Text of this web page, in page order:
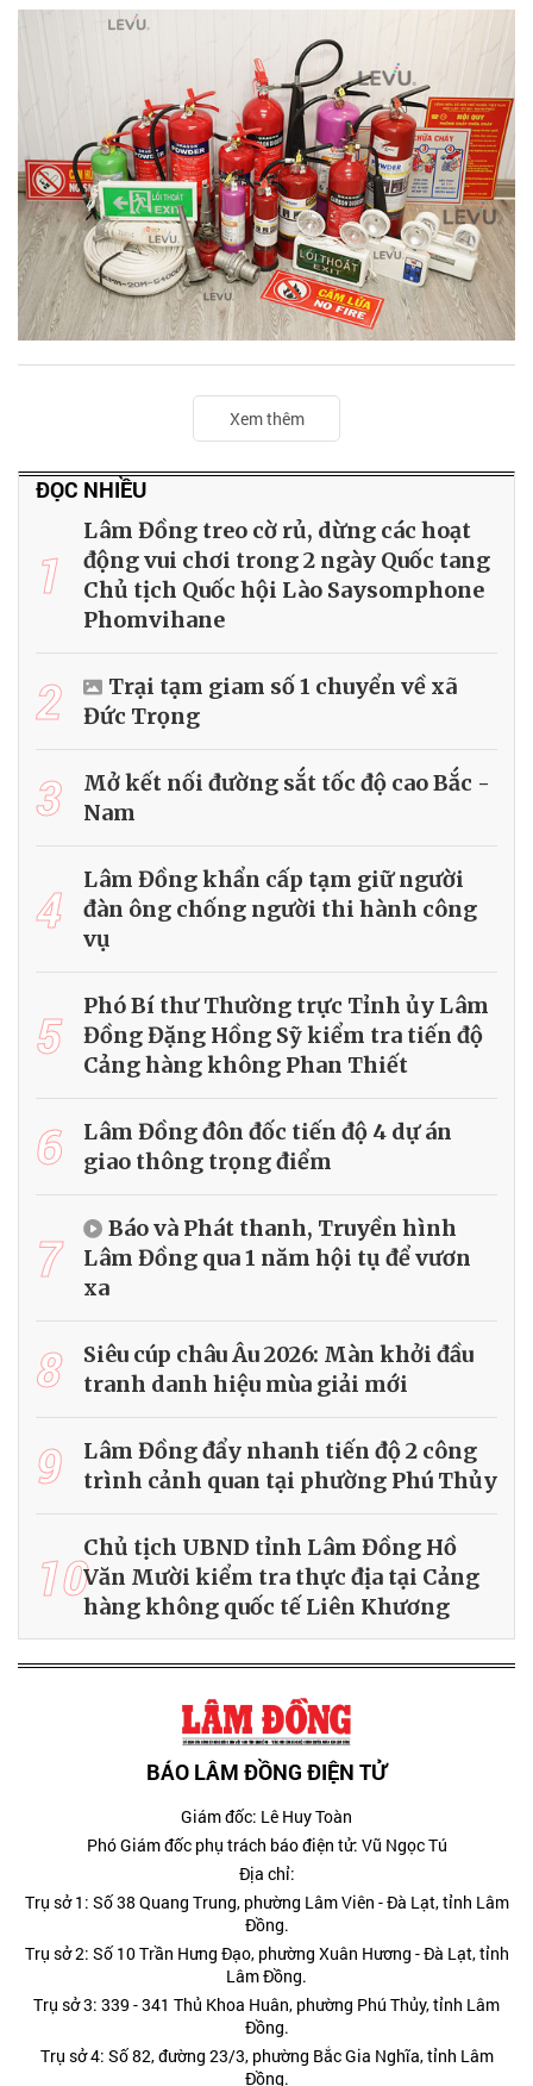
Xem thêm
ĐỌC NHIỀU
1
Lâm Đồng treo cờ rủ, dừng các hoạt
động vui chơi trong 2 ngày Quốc tang
Chủ tịch Quốc hội Lào Saysomphone
Phomvihane
2
Trại tạm giam số 1 chuyển về xã
Đức Trọng
3
Mở kết nối đường sắt tốc độ cao Bắc -
Nam
4
Lâm Đồng khẩn cấp tạm giữ người
đàn ông chống người thi hành công
vụ
5
Phó Bí thư Thường trực Tỉnh ủy Lâm
Đồng Đặng Hồng Sỹ kiểm tra tiến độ
Cảng hàng không Phan Thiết
6
Lâm Đồng đôn đốc tiến độ 4 dự án
giao thông trọng điểm
7
Báo và Phát thanh, Truyền hình
Lâm Đồng qua 1 năm hội tụ để vươn
xa
8
Siêu cúp châu Âu 2026: Màn khởi đầu
tranh danh hiệu mùa giải mới
9
Lâm Đồng đẩy nhanh tiến độ 2 công
trình cảnh quan tại phường Phú Thủy
10Chủ tịch UBND tỉnh Lâm Đồng Hồ
Văn Mười kiểm tra thực địa tại Cảng
hàng không quốc tế Liên Khương
BÁO LÂM ĐỒNG ĐIỆN TỬ
Giám đốc: Lê Huy Toàn
Phó Giám đốc phụ trách báo điện tử: Vũ Ngọc Tú
Địa chỉ:
Trụ sở 1: Số 38 Quang Trung, phường Lâm Viên - Đà Lạt, tỉnh Lâm
Đồng.
Trụ sở 2: Số 10 Trần Hưng Đạo, phường Xuân Hương - Đà Lạt, tỉnh
Lâm Đồng.
Trụ sở 3: 339 - 341 Thủ Khoa Huân, phường Phú Thủy, tỉnh Lâm
Đồng.
Trụ sở 4: Số 82, đường 23/3, phường Bắc Gia Nghĩa, tỉnh Lâm
Đồng.